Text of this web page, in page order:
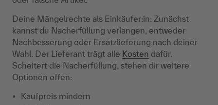
Deine Mängelrechte als Einkäufer:in: Zunächst
kannst du Nacherfüllung verlangen, entweder
Nachbesserung oder Ersatzlieferung nach deiner
Wahl. Der Lieferant trägt alle Kosten dafür.
Scheitert die Nacherfüllung, stehen dir weitere
Optionen offen:
Kaufpreis mindern